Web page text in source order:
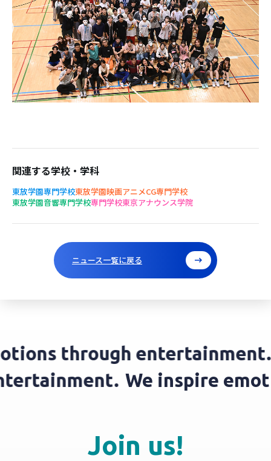
関連する学校・学科
東放学園専門学校東放学園映画アニメCG専門学校
東放学園音響専門学校専門学校東京アナウンス学院
ニュース一覧に戻る
through entertainment.
entertainment. We inspire
Join us!